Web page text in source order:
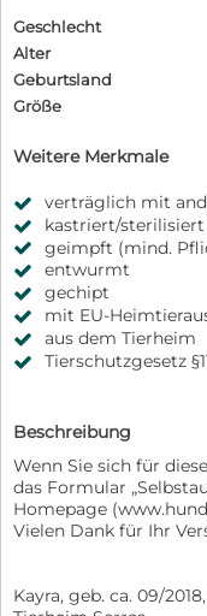
Geschlecht
Alter
Geburtsland
Größe
Weitere Merkmale
verträglich mit
kastriert/sterilisiert
geimpft (mind.
entwurmt
gechipt
mit EU-
aus dem Tierheim
Tierschutzgesetz
Beschreibung
Wenn Sie sich für
das Formular
Homepage
Vielen Dank für Ihr
Kayra, geb. ca. 09/